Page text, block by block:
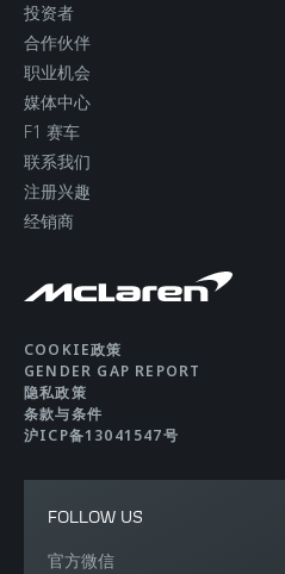
投资者
合作伙伴
职业机会
媒体中心
F1 赛车
联系我们
注册兴趣
经销商
COOKIE政策
GENDER GAP REPORT
隐私政策
条款与条件
沪ICP备13041547号
FOLLOW US
官方微信